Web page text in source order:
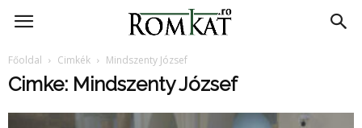
RomKat.ro
Főoldal Cimkék Mindszenty József
Cimke: Mindszenty József